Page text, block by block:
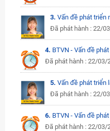
3. Vấn đề phát triển
Đã phát hành : 22/
4. BTVN - Vấn đề
Đã phát hành : 22/03/
5. Vấn đề phát triển
Đã phát hành : 22/
6. BTVN - Vấn đề
Đã phát hành : 22/03/